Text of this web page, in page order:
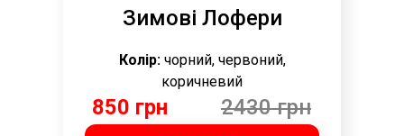
850 грн 2430 грн
Зимові Лофери
Колір: чорний, червоний,
коричневий